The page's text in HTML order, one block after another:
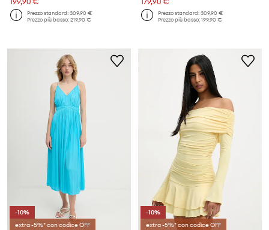
Prezzo standard:309,90 €
Prezzo più basso:219,90 €
Prezzo standard:309,90 €
Prezzo più basso:199,90 €
-10%
extra -5%* con codice OFF
-10%
extra -5%* con codice OFF